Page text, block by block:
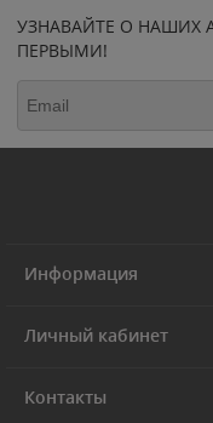
УЗНАВАЙТЕ О НАШИХ
ПЕРВЫМИ!
Информация
Личный кабинет
Контакты